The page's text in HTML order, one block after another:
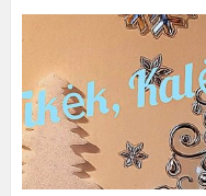
stebuklu!
-
pirmojo
mokymo(si)
pusmečio